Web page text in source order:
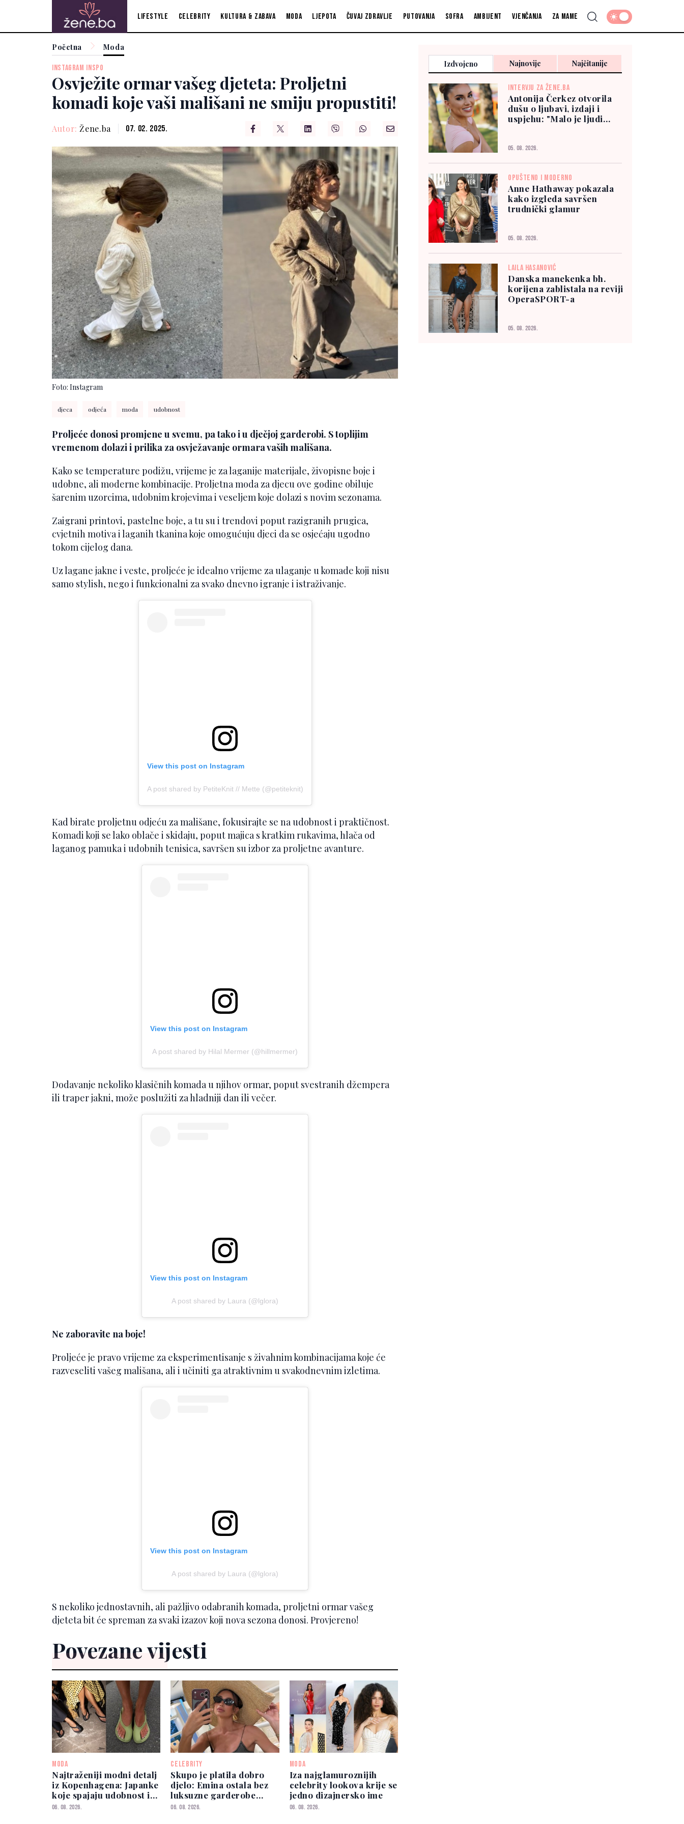
Lifestyle Celebrity Kultura & zabava Moda Ljepota Čuvaj zdravlje Putovanja Sofra Ambijent Vjenčanja Za mame
Početna Moda
INSTAGRAM INSPO
Osvježite ormar vašeg djeteta: Proljetni
komadi koje vaši mališani ne smiju propustiti!
Autor: Žene.ba 07. 02. 2025.
Foto: Instagram
djeca odjeća moda udobnost
Proljeće donosi promjene u svemu, pa tako i u dječjoj garderobi. S toplijim
vremenom dolazi i prilika za osvježavanje ormara vaših mališana.
Kako se temperature podižu, vrijeme je za laganije materijale, živopisne boje i
udobne, ali moderne kombinacije. Proljetna moda za djecu ove godine obiluje
šarenim uzorcima, udobnim krojevima i veseljem koje dolazi s novim sezonama.
Zaigrani printovi, pastelne boje, a tu su i trendovi poput razigranih prugica,
cvjetnih motiva i laganih tkanina koje omogućuju djeci da se osjećaju ugodno
tokom cijelog dana.
Uz lagane jakne i veste, proljeće je idealno vrijeme za ulaganje u komade koji nisu
samo stylish, nego i funkcionalni za svako dnevno igranje i istraživanje.
View this post on Instagram
A post shared by PetiteKnit // Mette (@petiteknit)
Kad birate proljetnu odjeću za mališane, fokusirajte se na udobnost i praktičnost.
Komadi koji se lako oblače i skidaju, poput majica s kratkim rukavima, hlača od
laganog pamuka i udobnih tenisica, savršen su izbor za proljetne avanture.
View this post on Instagram
A post shared by Hilal Mermer (@hillmermer)
Dodavanje nekoliko klasičnih komada u njihov ormar, poput svestranih džempera
ili traper jakni, može poslužiti za hladniji dan ili večer.
View this post on Instagram
A post shared by Laura (@lglora)
Ne zaboravite na boje!
Proljeće je pravo vrijeme za eksperimentisanje s živahnim kombinacijama koje će
razveseliti vašeg mališana, ali i učiniti ga atraktivnim u svakodnevnim izletima.
View this post on Instagram
A post shared by Laura (@lglora)
S nekoliko jednostavnih, ali pažljivo odabranih komada, proljetni ormar vašeg
djeteta bit će spreman za svaki izazov koji nova sezona donosi. Provjereno!
Povezane vijesti
MODA
Najtraženiji modni detalj
iz Kopenhagena: Japanke
koje spajaju udobnost i
eleganciju
06. 08. 2026.
CELEBRITY
Skupo je platila dobro
djelo: Emina ostala bez
luksuzne garderobe
vrijedne više od 50.000
06. 08. 2026.
MODA
Iza najglamuroznijih
celebrity lookova krije se
jedno dizajnersko ime
06. 08. 2026.
Izdvojeno Najnovije Najčitanije
INTERVJU ZA ŽENE.BA
Antonija Čerkez otvorila
dušu o ljubavi, izdaji i
uspjehu: "Malo je ljudi
05. 08. 2026.
OPUŠTENO I MODERNO
Anne Hathaway pokazala
kako izgleda savršen
trudnički glamur
05. 08. 2026.
LAILA HASANOVIĆ
Danska manekenka bh.
korijena zablistala na reviji
OperaSPORT-a
05. 08. 2026.